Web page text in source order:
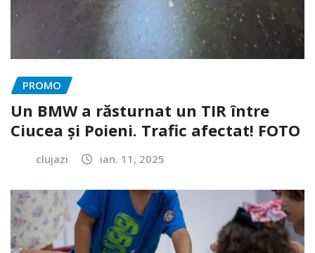
PROMO
Un BMW a răsturnat un TIR între
Ciucea și Poieni. Trafic afectat! FOTO
clujazi ian. 11, 2025